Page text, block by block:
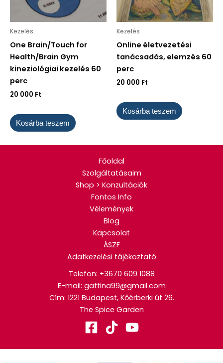
Kezelés
One Brain/Touch for
Health/Brain Gym
kineziológiai kezelés 60
perc
20 000 Ft
Kosárba teszem
Kezelés
Online életvezetési
tanácsadás, elemzés 60
perc
20 000 Ft
Kosárba teszem
Főoldal
Szolgáltatásaim
Shop > Konzultációk
Fontos Info
Vélemények
Blog
Kapcsolat
ÁSZF
Adatkezelési tájékoztató
Telefon: +3670 609 1088
E-mail: gattina99@gmail.com
Cím: 1221 Budapest, Kőérberki út 26.
The Spice Garden